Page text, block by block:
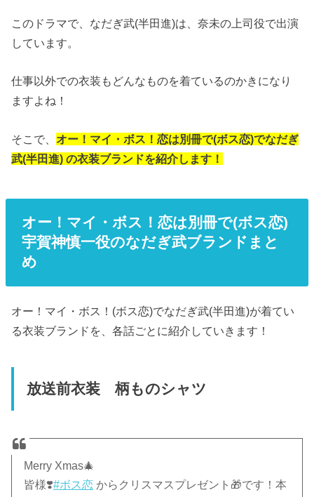
このドラマで、なだぎ武(半田進)は、奈未の上司役で出演
しています。
仕事以外での衣装もどんなものを着ているのかきになり
ますよね！
そこで、 オー！マイ・ボス！恋は別冊で(ボス恋)でなだぎ
武(半田進) の衣装ブランドを紹介します！
オー！マイ・ボス！恋は別冊で(ボス恋)
宇賀神慎一役のなだぎ武ブランドまと
め
オー！マイ・ボス！(ボス恋)でなだぎ武(半田進)が着てい
る衣装ブランドを、各話ごとに紹介していきます！
放送前衣装 柄ものシャツ
Merry Xmas🎄
皆様❣️#ボス恋 からクリスマスプレゼント🎁です！本